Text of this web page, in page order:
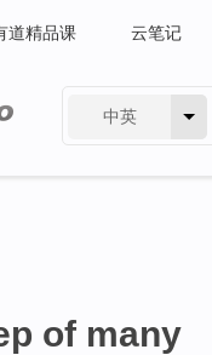
道精品课 云笔记
中英
of many